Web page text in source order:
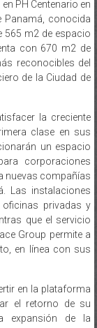
Panamá, conocida
565 m2 de espacio
con 670 m2 de
reconocibles del
de la Ciudad de
clase en sus
un espacio
corporaciones
nuevas compañías
Las instalaciones
privadas y
que el servicio
Group permite a
en línea con sus
el retorno de su
expansión de la